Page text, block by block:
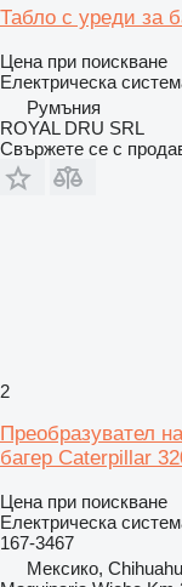
Табло с уреди за
Цена при поискване
Електрическа
Румъния
ROYAL DRU SRL
Свържете се с
2
Преобразувател
багер Caterpillar
Цена при поискване
Електрическа
167-3467
Мексико,